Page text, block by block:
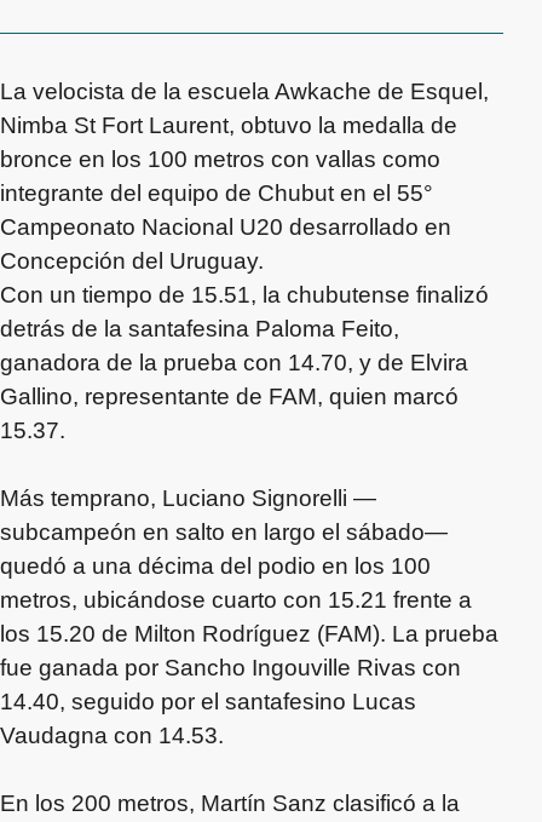
La velocista de la escuela Awkache de Esquel,
Nimba St Fort Laurent, obtuvo la medalla de
bronce en los 100 metros con vallas como
integrante del equipo de Chubut en el 55°
Campeonato Nacional U20 desarrollado en
Concepción del Uruguay.
Con un tiempo de 15.51, la chubutense finalizó
detrás de la santafesina Paloma Feito,
ganadora de la prueba con 14.70, y de Elvira
Gallino, representante de FAM, quien marcó
15.37.
Más temprano, Luciano Signorelli —
subcampeón en salto en largo el sábado—
quedó a una décima del podio en los 100
metros, ubicándose cuarto con 15.21 frente a
los 15.20 de Milton Rodríguez (FAM). La prueba
fue ganada por Sancho Ingouville Rivas con
14.40, seguido por el santafesino Lucas
Vaudagna con 14.53.
En los 200 metros, Martín Sanz clasificó a la